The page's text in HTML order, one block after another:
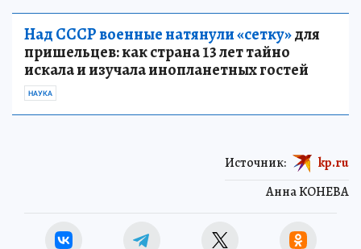
Над СССР военные натянули «сетку»для
пришельцев: как страна 13 лет тайно
искала и изучала инопланетных гостей
НАУКА
Анна КОНЕВА
Источник: kp.ru